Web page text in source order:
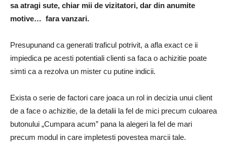
sa atragi sute, chiar mii de vizitatori, dar din anumite
motive… fara vanzari.
Presupunand ca generati traficul potrivit, a afla exact ce ii
impiedica pe acesti potentiali clienti sa faca o achizitie poate
simti ca a rezolva un mister cu putine indicii.
Exista o serie de factori care joaca un rol in decizia unui client
de a face o achizitie, de la detalii la fel de mici precum culoarea
butonului „Cumpara acum” pana la alegeri la fel de mari
precum modul in care impletesti povestea marcii tale.